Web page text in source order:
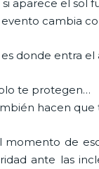
si aparece el sol
evento cambia
donde entra el
te protegen…
hacen que
momento de
ante las